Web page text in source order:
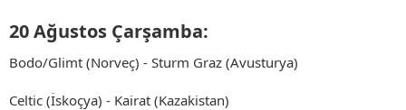
20 Ağustos Çarşamba:​
Bodo/Glimt (Norveç) - Sturm Graz (Avusturya)
Celtic (İskoçya) - Kairat (Kazakistan)